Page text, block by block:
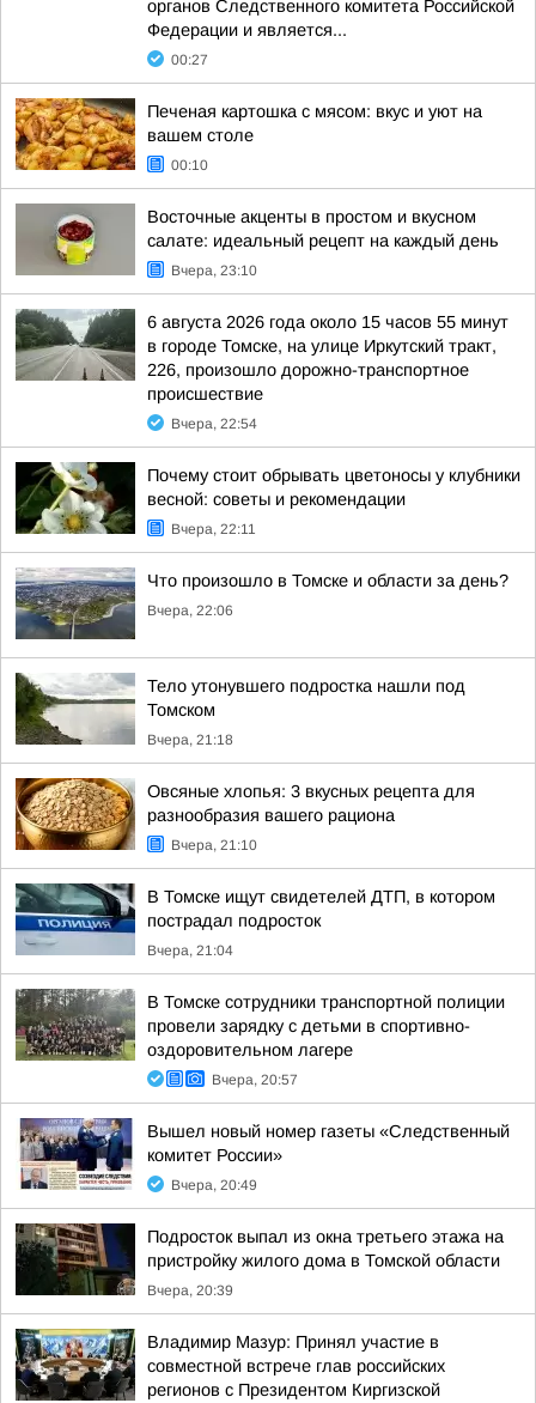
органов Следственного комитета Российской
Федерации и является...
00:27
Печеная картошка с мясом: вкус и уют на
вашем столе
00:10
Восточные акценты в простом и вкусном
салате: идеальный рецепт на каждый день
Вчера, 23:10
6 августа 2026 года около 15 часов 55 минут
в городе Томске, на улице Иркутский тракт,
226, произошло дорожно-транспортное
происшествие
Вчера, 22:54
Почему стоит обрывать цветоносы у клубники
весной: советы и рекомендации
Вчера, 22:11
Что произошло в Томске и области за день?
Вчера, 22:06
Тело утонувшего подростка нашли под
Томском
Вчера, 21:18
Овсяные хлопья: 3 вкусных рецепта для
разнообразия вашего рациона
Вчера, 21:10
В Томске ищут свидетелей ДТП, в котором
пострадал подросток
Вчера, 21:04
В Томске сотрудники транспортной полиции
провели зарядку с детьми в спортивно-
оздоровительном лагере
Вчера, 20:57
Вышел новый номер газеты «Следственный
комитет России»
Вчера, 20:49
Подросток выпал из окна третьего этажа на
пристройку жилого дома в Томской области
Вчера, 20:39
Владимир Мазур: Принял участие в
совместной встрече глав российских
регионов с Президентом Киргизской